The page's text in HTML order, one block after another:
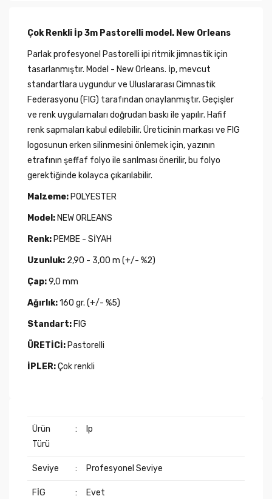
Çok Renkli İp 3m Pastorelli model. New Orleans
Parlak profesyonel Pastorelli ipi ritmik jimnastik için
tasarlanmıştır. Model - New Orleans. İp, mevcut
standartlara uygundur ve Uluslararası Cimnastik
Federasyonu (FIG) tarafından onaylanmıştır. Geçişler
ve renk uygulamaları doğrudan baskı ile yapılır. Hafif
renk sapmaları kabul edilebilir. Üreticinin markası ve FIG
logosunun erken silinmesini önlemek için, yazının
etrafının şeffaf folyo ile sarılması önerilir, bu folyo
gerektiğinde kolayca çıkarılabilir.
Malzeme: POLYESTER
Model: NEW ORLEANS
Renk: PEMBE - SİYAH
Uzunluk: 2,90 - 3,00 m (+/- %2)
Çap:9,0 mm
Ağırlık:160 gr. (+/- %5)
Standart: FIG
ÜRETİCİ: Pastorelli
İPLER:Çok renkli
Ürün
Türü
: Ip
Seviye : Profesyonel Seviye
FİG
: Evet